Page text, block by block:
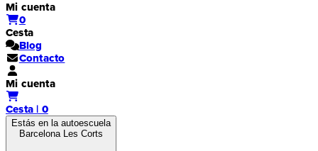
Mi cuenta
0
Cesta
Blog
Contacto
Mi cuenta
Cesta | 0
Estás en la autoescuela
Barcelona Les Corts